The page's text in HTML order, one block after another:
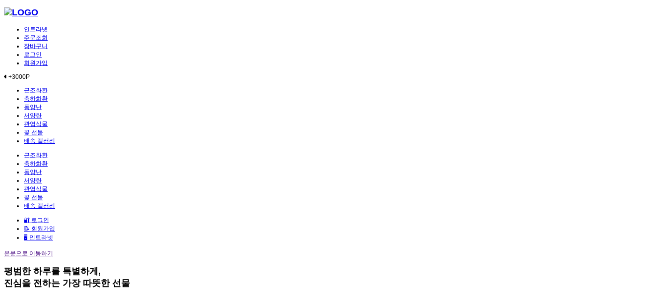
인트라넷
주문조회
장바구니
로그인
회원가입
+3000P
근조화환
축하화환
동양난
서양란
관엽식물
꽃 선물
배송 갤러리
근조화환
축하화환
동양난
서양란
관엽식물
꽃 선물
배송 갤러리
🔐 로그인
📝 회원가입
🖥️ 인트라넷
본문으로 이동하기
평범한 하루를 특별하게,
진심을 전하는 가장 따뜻한 선물